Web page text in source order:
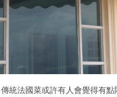
統法國菜或許有人會覺得有